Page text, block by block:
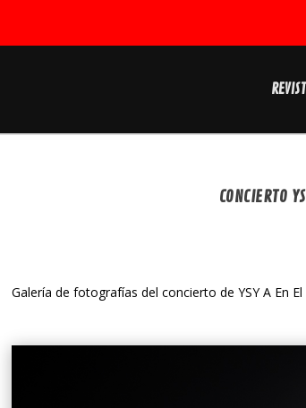
CONCIERTO
Galería de fotografías del concierto de YSY A En